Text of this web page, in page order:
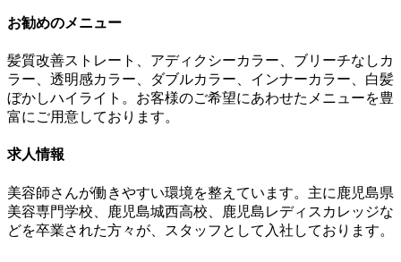
お勧めのメニュー
髪質改善ストレート、アディクシーカラー、ブリーチなしカ
ラー、透明感カラー、ダブルカラー、インナーカラー、白髪
ぼかしハイライト。お客様のご希望にあわせたメニューを豊
富にご用意しております。
求人情報
美容師さんが働きやすい環境を整えています。主に鹿児島県
美容専門学校、鹿児島城西高校、鹿児島レディスカレッジな
どを卒業された方々が、スタッフとして入社しております。